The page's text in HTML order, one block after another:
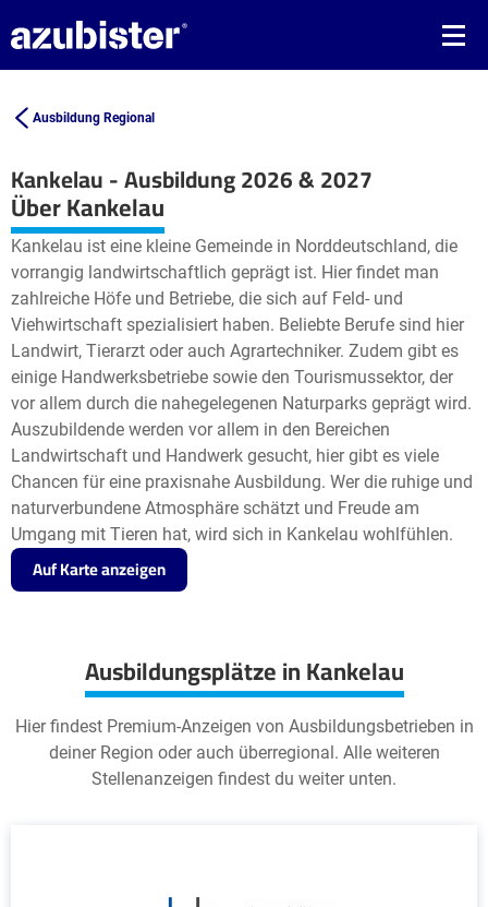
Ausbildung Regional
Kankelau - Ausbildung 2026 & 2027
+
−
Leaflet | © OpenStreetMap2
Über Kankelau
Kankelau ist eine kleine Gemeinde in Norddeutschland, die
vorrangig landwirtschaftlich geprägt ist. Hier findet man
zahlreiche Höfe und Betriebe, die sich auf Feld- und
Viehwirtschaft spezialisiert haben. Beliebte Berufe sind hier
Landwirt, Tierarzt oder auch Agrartechniker. Zudem gibt es
einige Handwerksbetriebe sowie den Tourismussektor, der
vor allem durch die nahegelegenen Naturparks geprägt wird.
Auszubildende werden vor allem in den Bereichen
Landwirtschaft und Handwerk gesucht, hier gibt es viele
Chancen für eine praxisnahe Ausbildung. Wer die ruhige und
naturverbundene Atmosphäre schätzt und Freude am
Umgang mit Tieren hat, wird sich in Kankelau wohlfühlen.
Auf Karte anzeigen
Ausbildungsplätze in Kankelau
Hier findest Premium-Anzeigen von Ausbildungsbetrieben in
deiner Region oder auch überregional. Alle weiteren
Stellenanzeigen findest du weiter unten.